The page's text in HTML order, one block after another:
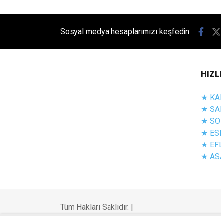
Sosyal medya hesaplarımızı keşfedin
★
★
★
★
★
★
Tüm Hakları Saklıdır. |